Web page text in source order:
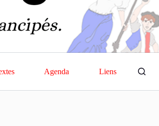
Agenda Liens